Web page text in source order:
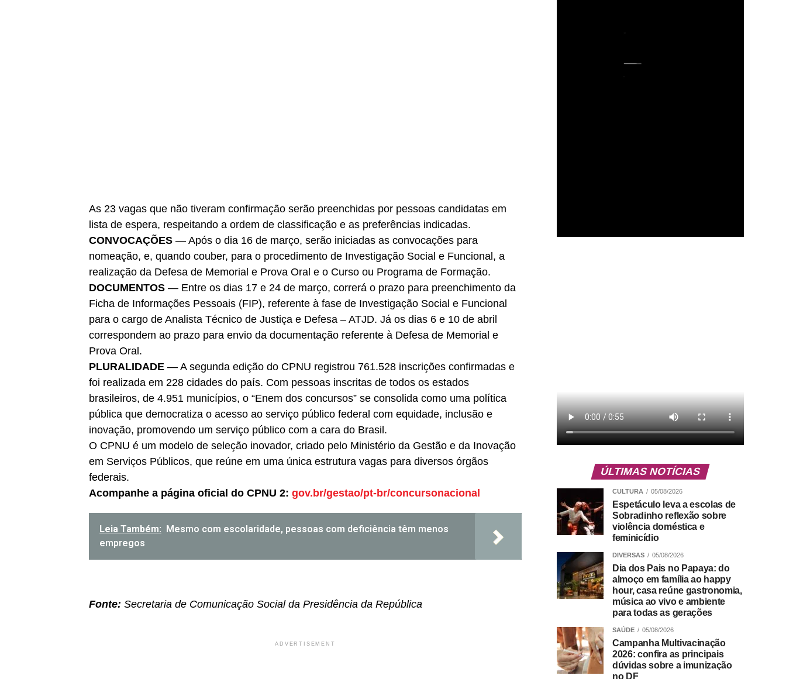
As 23 vagas que não tiveram confirmação serão preenchidas por pessoas candidatas em
lista de espera, respeitando a ordem de classificação e as preferências indicadas.
CONVOCAÇÕES — Após o dia 16 de março, serão iniciadas as convocações para
nomeação, e, quando couber, para o procedimento de Investigação Social e Funcional, a
realização da Defesa de Memorial e Prova Oral e o Curso ou Programa de Formação.
DOCUMENTOS — Entre os dias 17 e 24 de março, correrá o prazo para preenchimento da
Ficha de Informações Pessoais (FIP), referente à fase de Investigação Social e Funcional
para o cargo de Analista Técnico de Justiça e Defesa – ATJD. Já os dias 6 e 10 de abril
correspondem ao prazo para envio da documentação referente à Defesa de Memorial e
Prova Oral.
PLURALIDADE — A segunda edição do CPNU registrou 761.528 inscrições confirmadas e
foi realizada em 228 cidades do país. Com pessoas inscritas de todos os estados
brasileiros, de 4.951 municípios, o “Enem dos concursos” se consolida como uma política
pública que democratiza o acesso ao serviço público federal com equidade, inclusão e
inovação, promovendo um serviço público com a cara do Brasil.
O CPNU é um modelo de seleção inovador, criado pelo Ministério da Gestão e da Inovação
em Serviços Públicos, que reúne em uma única estrutura vagas para diversos órgãos
federais.
Acompanhe a página oficial do CPNU 2: gov.br/gestao/pt-br/concursonacional
Leia Também: Mesmo com escolaridade, pessoas com deficiência têm menos
empregos
Fonte: Secretaria de Comunicação Social da Presidência da República
ADVERTISEMENT
ÚLTIMAS NOTÍCIAS
CULTURA 05/08/2026
Espetáculo leva a escolas de
Sobradinho reflexão sobre
violência doméstica e
feminicídio
DIVERSAS 05/08/2026
Dia dos Pais no Papaya: do
almoço em família ao happy
hour, casa reúne gastronomia,
música ao vivo e ambiente
para todas as gerações
SAÚDE 05/08/2026
Campanha Multivacinação
2026: confira as principais
dúvidas sobre a imunização
no DF